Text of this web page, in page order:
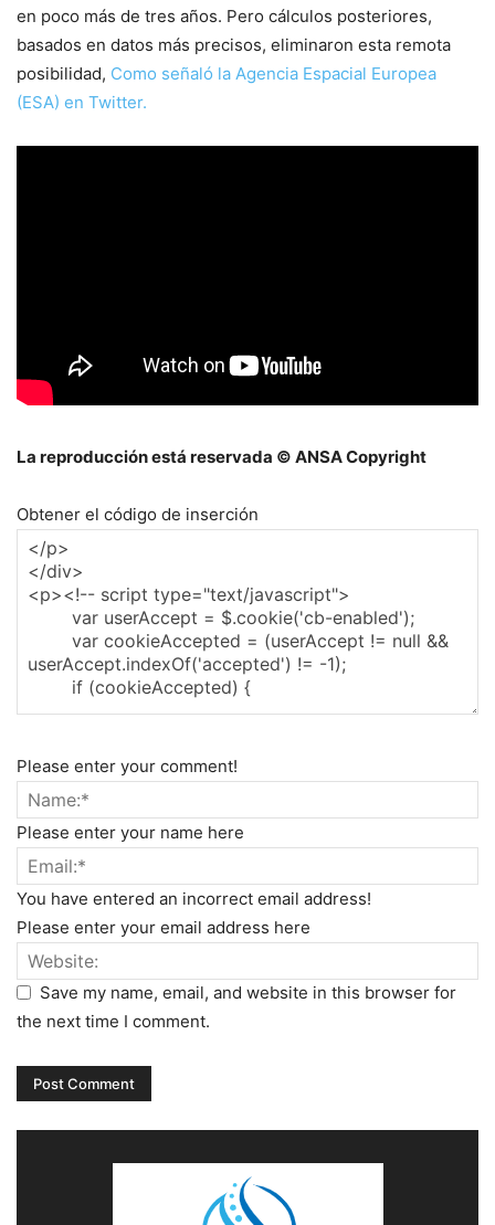
en poco más de tres años. Pero cálculos posteriores,
basados ​​en datos más precisos, eliminaron esta remota
posibilidad, Como señaló la Agencia Espacial Europea
(ESA) en Twitter.
La reproducción está reservada © ANSA Copyright
Obtener el código de inserción
Please enter your comment!
Please enter your name here
You have entered an incorrect email address!
Please enter your email address here
Save my name, email, and website in this browser for
the next time I comment.